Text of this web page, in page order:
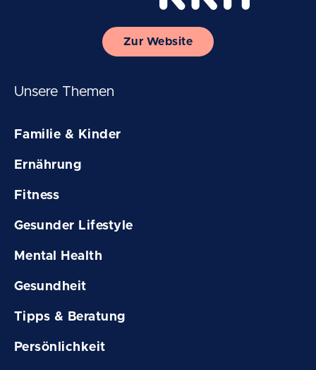
Zur Website
Unsere Themen
Familie & Kinder
Ernährung
Fitness
Gesunder Lifestyle
Mental Health
Gesundheit
Tipps & Beratung
Persönlichkeit